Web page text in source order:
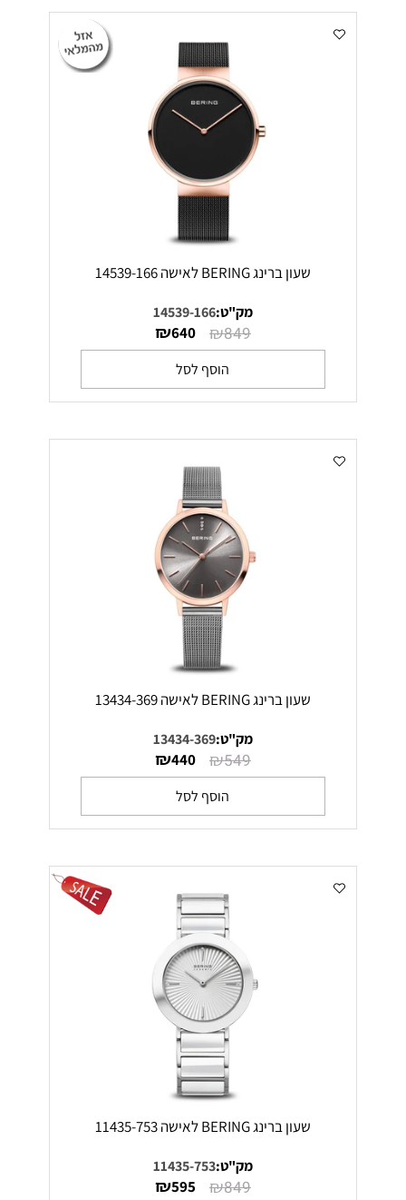
שעון ברינג BERING לאישה 14539-166
מק"ט:14539-166
₪849
₪640
הוסף לסל
שעון ברינג BERING לאישה 13434-369
מק"ט:13434-369
₪549
₪440
הוסף לסל
שעון ברינג BERING לאישה 11435-753
מק"ט:11435-753
₪849
₪595